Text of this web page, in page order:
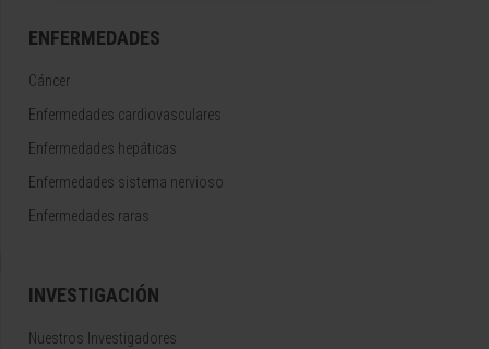
ENFERMEDADES
Cáncer
Enfermedades cardiovasculares
Enfermedades hepáticas
Enfermedades sistema nervioso
Enfermedades raras
INVESTIGACIÓN
Nuestros Investigadores